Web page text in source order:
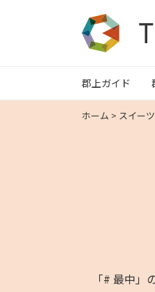
郡上ガイド
ホーム > スイーツ
「# 最中